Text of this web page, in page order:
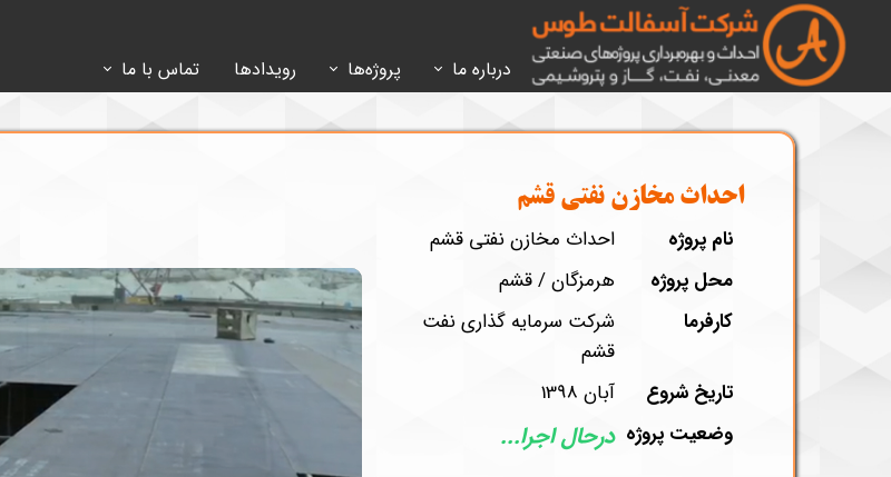
درباره‌ ما
معرفی شرکت
HSE
پروژه‌ها
پروژه‌ها بر روی نقشه
سایر پروژه‌ها
رویدادها تماس با ما
راه‌های ارتباط با ما
احداث مخازن نفتی قشم
نام پروژه
احداث مخازن نفتی قشم
محل پروژه
هرمزگان / قشم
کارفرما
شرکت سرمایه گذاری نفت
قشم
تاریخ شروع
آبان 1398
وضعیت پروژه درحال اجرا...